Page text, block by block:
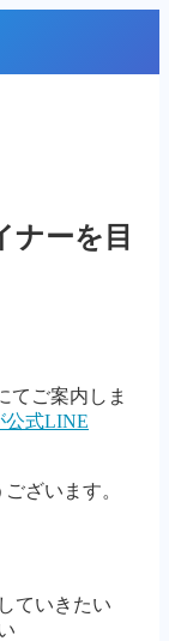
ナーを目
てご案内しま
公式LINE
ざいます。
ていきたい